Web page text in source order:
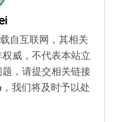
自互联网，其相关
威，不代表本站立
，请提交相关链接
我们将及时予以处